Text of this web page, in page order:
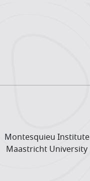
Montesquieu Institute
Maastricht University